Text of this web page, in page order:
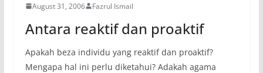
August 31, 2006 Fazrul Ismail
Antara reaktif dan proaktif
Apakah beza individu yang reaktif dan proaktif?
Mengapa hal ini perlu diketahui? Adakah agama